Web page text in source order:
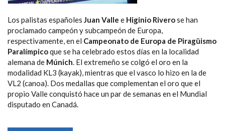
Los palistas españoles Juan Valle e Higinio Riverose han
proclamado campeón y subcampeón de Europa,
respectivamente, en el Campeonato de Europa de Piragüismo
Paralímpicoque se ha celebrado estos días en la localidad
alemana de Múnich. El extremeño se colgó el oro en la
modalidad KL3 (kayak), mientras que el vasco lo hizo en la de
VL2 (canoa). Dos medallas que complementan el oro que el
propio Valle conquistó hace un par de semanas en el Mundial
disputado en Canadá.